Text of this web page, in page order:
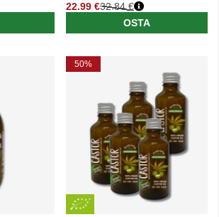
22.99 €
Normaali hinta
32.84 €
OSTA
50%